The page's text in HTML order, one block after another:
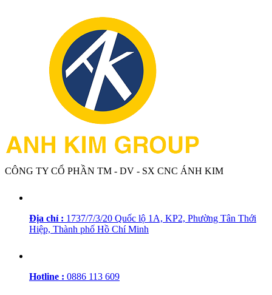
CÔNG TY CỔ PHẦN TM - DV - SX CNC ÁNH KIM
Địa chỉ : 1737/7/3/20 Quốc lộ 1A, KP2, Phường Tân Thới
Hiệp, Thành phố Hồ Chí Minh
Hotline : 0886 113 609